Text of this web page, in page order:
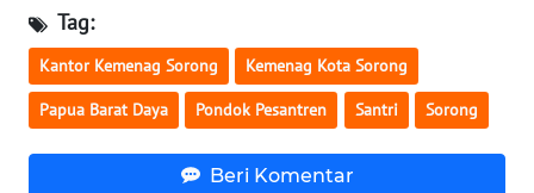
Tag:
Kantor Kemenag Sorong Kemenag Kota Sorong
Papua Barat Daya Pondok Pesantren Santri Sorong
Beri Komentar
SUMUT
WN
JAKARTA